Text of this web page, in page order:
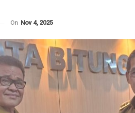
On Nov 4, 2025
LPA Dan GM
MA…